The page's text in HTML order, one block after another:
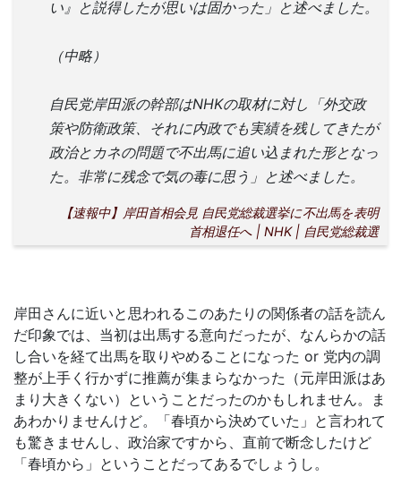
い』と説得したが思いは固かった」と述べました。
（中略）
自民党岸田派の幹部はNHKの取材に対し「外交政
策や防衛政策、それに内政でも実績を残してきたが
政治とカネの問題で不出馬に追い込まれた形となっ
た。非常に残念で気の毒に思う」と述べました。
【速報中】岸田首相会見 自民党総裁選挙に不出馬を表明
首相退任へ | NHK | 自民党総裁選
岸田さんに近いと思われるこのあたりの関係者の話を読ん
だ印象では、当初は出馬する意向だったが、なんらかの話
し合いを経て出馬を取りやめることになった or 党内の調
整が上手く行かずに推薦が集まらなかった（元岸田派はあ
まり大きくない）ということだったのかもしれません。ま
あわかりませんけど。「春頃から決めていた」と言われて
も驚きませんし、政治家ですから、直前で断念したけど
「春頃から」ということだってあるでしょうし。